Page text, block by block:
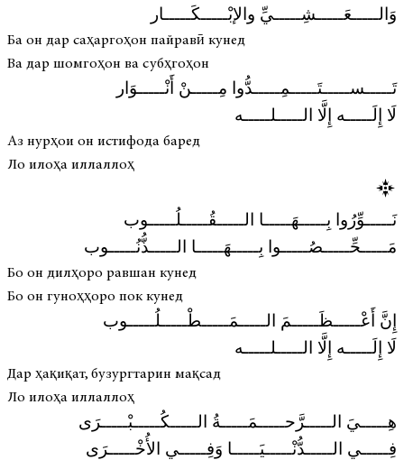
وَالـــــعَـــــشِـــــيِّ والإبْـــــكَـــــار
Ба он дар саҳаргоҳон пайравӣ кунед
Ва дар шомгоҳон ва субҳгоҳон
تَـــــســـــتَـــــمِـــــدُّوا مِـــــنْ أَنْـــــوَار
لَا إِلَـــــه إِلَّا الـــــلـــــه
Аз нурҳои он истифода баред
Ло илоҳа иллаллоҳ
نَـــــوِّرُوا بِـــــهَـــــا الـــــقُـــــلُـــــوب
مَـــــحِّـــــصُـــــوا بِـــــهَـــــا الـــــذُّنُـــــوب
Бо он дилҳоро равшан кунед
Бо он гуноҳҳоро пок кунед
إِنَّ أَعْـــــظَـــــمَ الـــــمَـــــطْـــــلُـــــوب
لَا إِلَـــــه إِلَّا الـــــلـــــه
Дар ҳақиқат, бузургтарин мақсад
Ло илоҳа иллаллоҳ
هِـــــيَ الـــــرَّحـــــمَـــــةُ الـــــكُـــــبْـــــرَى
فِـــــي الـــــدُّنْـــــيَـــــا وَفِـــــي الأُخْـــــرَى